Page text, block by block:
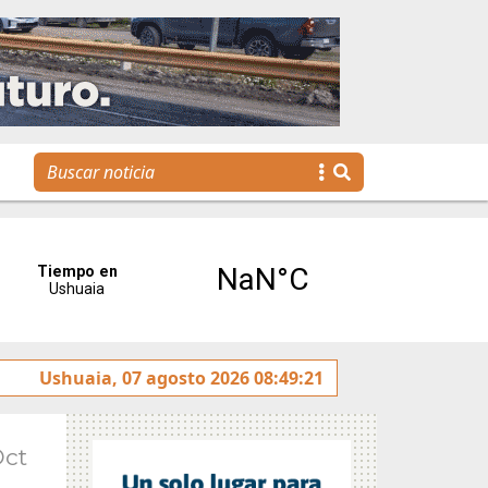
Se realizó la reunión de Labor Parlamentaria previa a
Ushuaia, 07 agosto 2026 08:49:21